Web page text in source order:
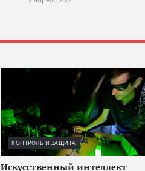
КОНТРОЛЬ И ЗАЩИТА
Искусственный интеллект